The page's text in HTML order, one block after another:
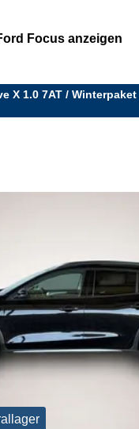
Focus anzeigen
X 1.0 7AT / Winterpaket